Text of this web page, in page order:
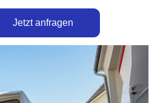
Jetzt anfragen